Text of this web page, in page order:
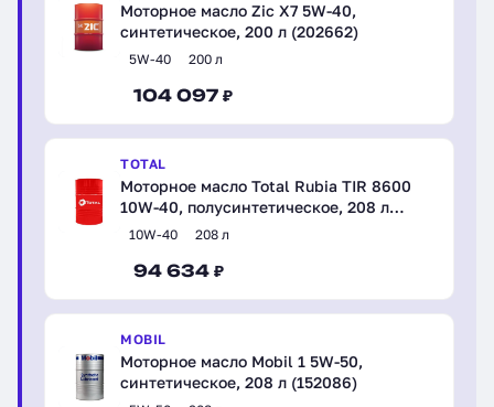
Моторное масло Zic X7 5W-40,
синтетическое, 200 л (202662)
5W-40 200 л
104 097 ₽
TOTAL
Моторное масло Total Rubia TIR 8600
10W-40, полусинтетическое, 208 л
(110800)
10W-40 208 л
94 634 ₽
MOBIL
Моторное масло Mobil 1 5W-50,
синтетическое, 208 л (152086)